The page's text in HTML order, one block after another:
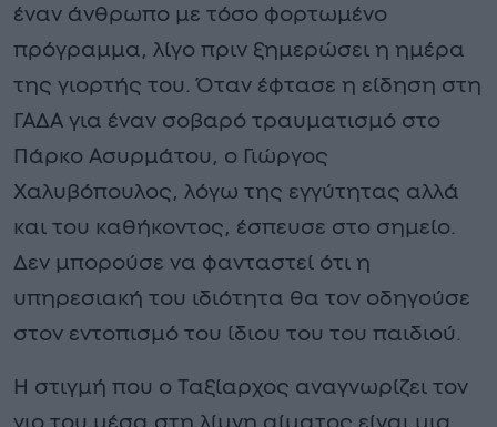
έναν άνθρωπο με τόσο φορτωμένο
πρόγραμμα, λίγο πριν ξημερώσει η ημέρα
της γιορτής του. Όταν έφτασε η είδηση στη
ΓΑΔΑ για έναν σοβαρό τραυματισμό στο
Πάρκο Ασυρμάτου, ο Γιώργος
Χαλυβόπουλος, λόγω της εγγύτητας αλλά
και του καθήκοντος, έσπευσε στο σημείο.
Δεν μπορούσε να φανταστεί ότι η
υπηρεσιακή του ιδιότητα θα τον οδηγούσε
στον εντοπισμό του ίδιου του του παιδιού.
Η στιγμή που ο Ταξίαρχος αναγνωρίζει τον